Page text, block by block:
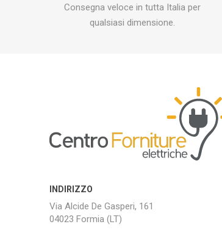
Consegna veloce in tutta Italia per
qualsiasi dimensione.
INDIRIZZO
Via Alcide De Gasperi, 161
04023 Formia (LT)